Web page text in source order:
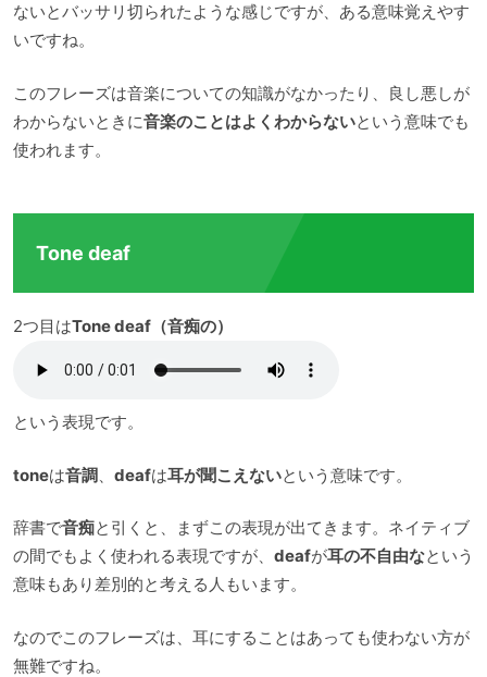
ないとバッサリ切られたような感じですが、ある意味覚えやす
いですね。
このフレーズは音楽についての知識がなかったり、良し悪しが
わからないときに音楽のことはよくわからないという意味でも
使われます。
Tone deaf
2つ目はTone deaf（音痴の）
という表現です。
toneは音調、 deafは耳が聞こえないという意味です。
辞書で音痴と引くと、まずこの表現が出てきます。ネイティブ
の間でもよく使われる表現ですが、 deafが耳の不自由なという
意味もあり差別的と考える人もいます。
なのでこのフレーズは、耳にすることはあっても使わない方が
無難ですね。